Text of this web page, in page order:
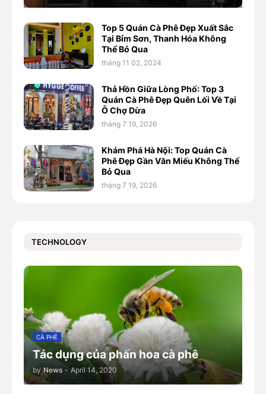
Top 5 Quán Cà Phê Đẹp Xuất Sắc
Tại Bỉm Sơn, Thanh Hóa Không
Thể Bỏ Qua
tháng 11 02, 2024
Thả Hồn Giữa Lòng Phố: Top 3
Quán Cà Phê Đẹp Quên Lối Về Tại
Ô Chợ Dừa
tháng 7 19, 2026
Khám Phá Hà Nội: Top Quán Cà
Phê Đẹp Gần Văn Miếu Không Thể
Bỏ Qua
tháng 7 19, 2026
TECHNOLOGY
CÀ PHÊ
Tác dụng của phấn hoa cà phê
by News - April 14, 2020